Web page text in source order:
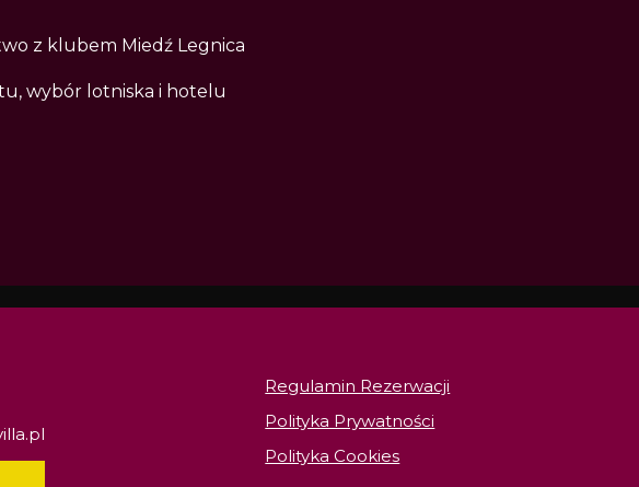
z klubem Miedź Legnica
wybór lotniska i hotelu
Regulamin Rezerwacji
Polityka Prywatności
Polityka Cookies